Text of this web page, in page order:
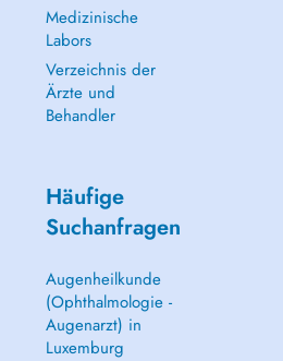
Medizinische
Labors
Verzeichnis der
Ärzte und
Behandler
Häufige
Suchanfragen
Augenheilkunde
(Ophthalmologie -
Augenarzt) in
Luxemburg